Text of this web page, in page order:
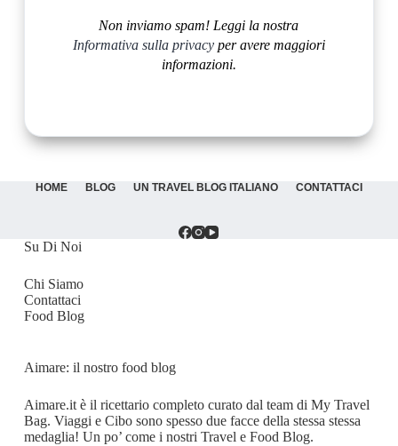
Non inviamo spam! Leggi la nostra
Informativa sulla privacyper avere maggiori
informazioni.
HOME BLOG UN TRAVEL BLOG ITALIANO CONTATTACI
Su Di Noi
Chi Siamo
Contattaci
Food Blog
Aimare: il nostro food blog
Aimare.itè il ricettario completo curato dal team di My Travel
Bag. Viaggi e Cibo sono spesso due facce della stessa stessa
medaglia! Un po’ come i nostri Travel e Food Blog.